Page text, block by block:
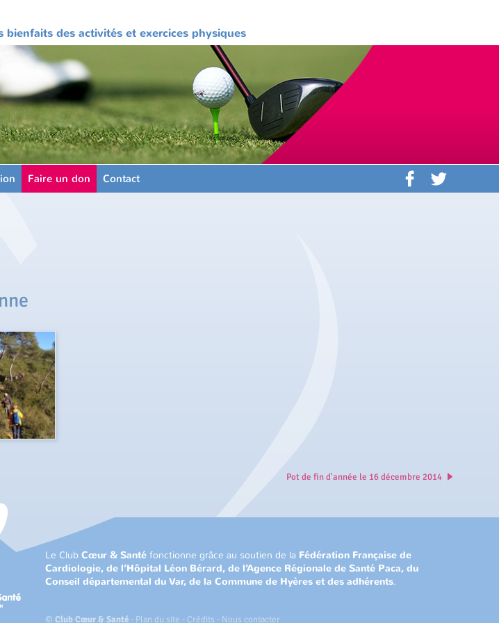
bienfaits des activités et exercices physiques
Faire un don Contact
Pot de fin d'année le 16 décembre 2014
Le ClubCœur & Santé fonctionne grâce au soutien de la Fédération Française de
Cardiologie, de l’Hôpital Léon Bérard, de l’Agence Régionale de Santé Paca, du
Conseil départemental du Var, de la Commune de Hyères et des adhérents.
©Club Cœur & Santé - Plan du site - Crédits - Nous contacter